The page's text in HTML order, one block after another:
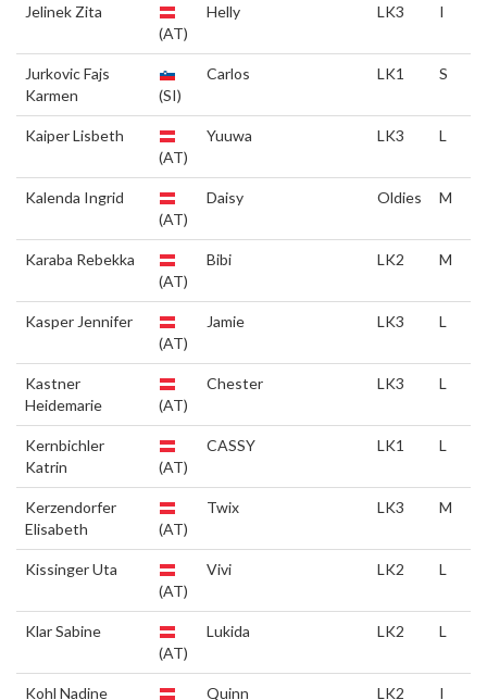
Jelinek Zita
(AT)
Helly LK3 I
Jurkovic Fajs
Karmen
(SI)
Carlos LK1 S
Kaiper Lisbeth
(AT)
Yuuwa LK3 L
Kalenda Ingrid
(AT)
Daisy Oldies M
Karaba Rebekka
(AT)
Bibi LK2 M
Kasper Jennifer
(AT)
Jamie LK3 L
Kastner
Heidemarie
(AT)
Chester LK3 L
Kernbichler
Katrin
(AT)
CASSY LK1 L
Kerzendorfer
Elisabeth
(AT)
Twix LK3 M
Kissinger Uta
(AT)
Vivi LK2 L
Klar Sabine
(AT)
Lukida LK2 L
Kohl Nadine Quinn LK2 I